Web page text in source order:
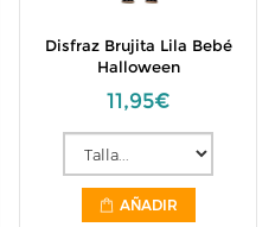
Disfraz Brujita Lila Bebé
Halloween
11,95€
AÑADIR